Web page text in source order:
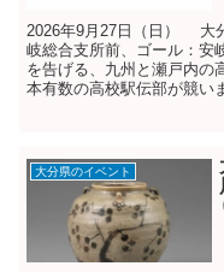
2026年9月27日（日） 大
岐総合支所前、ゴール：
を告げる、九州と瀬戸内の
本有数の高校駅伝部が競い
大分県のイベント